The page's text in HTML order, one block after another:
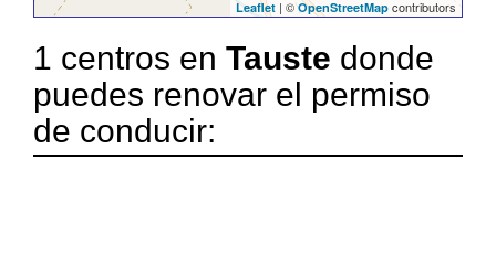
Leaflet | ©OpenStreetMap contributors
1 centros en Tauste donde
puedes renovar el permiso
de conducir: